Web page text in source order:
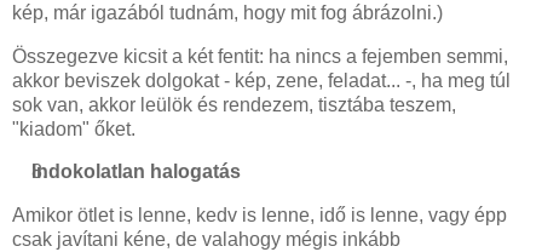
kép, már igazából tudnám, hogy mit fog ábrázolni.)
Összegezve kicsit a két fentit: ha nincs a fejemben semmi,
akkor beviszek dolgokat - kép, zene, feladat... -, ha meg túl
sok van, akkor leülök és rendezem, tisztába teszem,
"kiadom" őket.
Indokolatlan halogatás
Amikor ötlet is lenne, kedv is lenne, idő is lenne, vagy épp
csak javítani kéne, de valahogy mégis inkább